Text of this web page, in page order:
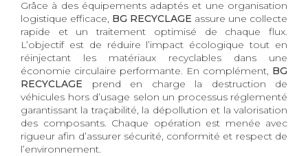
Grâce à des équipements adaptés et une organisation
logistique efficace, BG RECYCLAGE assure une collecte
rapide et un traitement optimisé de chaque flux.
L’objectif est de réduire l’impact écologique tout en
réinjectant les matériaux recyclables dans une
économie circulaire performante. En complément, BG
RECYCLAGE prend en charge la destruction de
véhicules hors d’usage selon un processus réglementé
garantissant la traçabilité, la dépollution et la valorisation
des composants. Chaque opération est menée avec
rigueur afin d’assurer sécurité, conformité et respect de
l’environnement.